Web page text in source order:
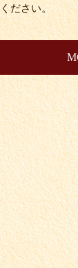
ください。